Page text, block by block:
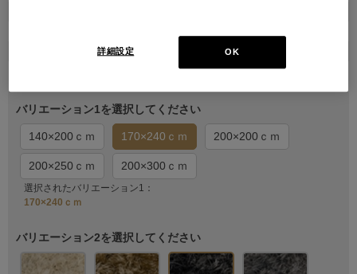
バリエーション1を選択してください
140×200ｃｍ 170×240ｃｍ 200×200ｃｍ
200×250ｃｍ 200×300ｃｍ
選択されたバリエーション1：
170×240ｃｍ
バリエーション2を選択してください
OK
詳細設定